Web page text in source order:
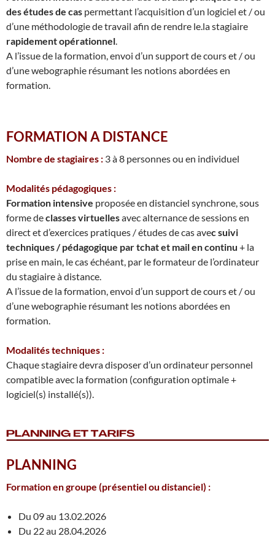
des études de cas permettant l’acquisition d’un logiciel et / ou
d’une méthodologie de travail afin de rendre le.la stagiaire
rapidement opérationnel.
A l’issue de la formation, envoi d’un support de cours et / ou
d’une webographie résumant les notions abordées en
formation.
FORMATION A DISTANCE
Nombre de stagiaires : 3 à 8 personnes ou en individuel
Modalités pédagogiques :
Formation intensive proposée en distanciel synchrone, sous
forme declasses virtuellesavec alternance de sessions en
direct et d’exercices pratiques / études de cas avec suivi
techniques / pédagogique par tchat et mail en continu + la
prise en main, le cas échéant, par le formateur de l’ordinateur
du stagiaire à distance.
A l’issue de la formation, envoi d’un support de cours et / ou
d’une webographie résumant les notions abordées en
formation.
Modalités techniques :
Chaque stagiaire devra disposer d’un ordinateur personnel
compatible avec la formation (configuration optimale +
logiciel(s) installé(s)).
PLANNING
Formation en groupe (présentiel ou distanciel) :
Du 09 au 13.02.2026
Du 22 au 28.04.2026